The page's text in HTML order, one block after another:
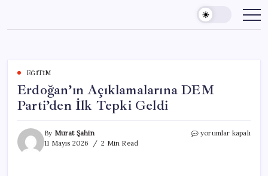
content
EĞITIM
Erdoğan’ın Açıklamalarına DEM
Parti’den İlk Tepki Geldi
By Murat Şahin
11 Mayıs 2026
2 Min Read
Erdoğan’ın
yorumlar kapalı